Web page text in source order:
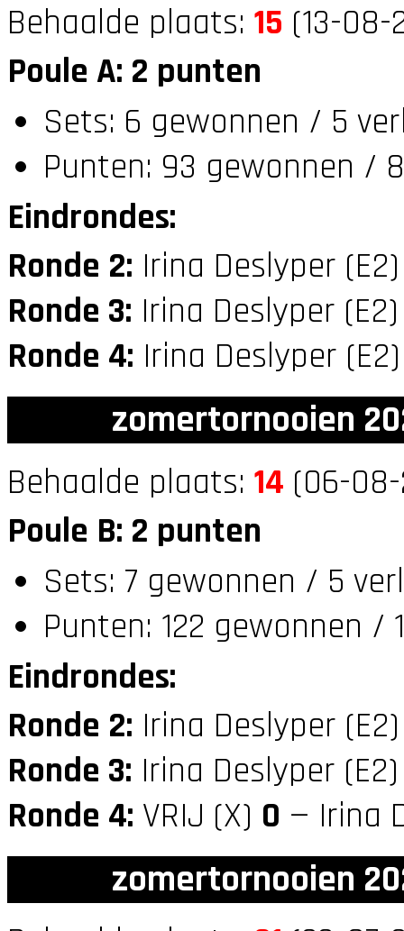
Behaalde plaats: 15 (13-08-
Poule A: 2 punten
Sets: 6 gewonnen / 5
Punten: 93 gewonnen /
Eindrondes:
Ronde 2: Irina Deslyper
Ronde 3: Irina Deslyper
Ronde 4: Irina Deslyper
zomertornooien
Behaalde plaats: 14 (06-
Poule B: 2 punten
Sets: 7 gewonnen / 5
Punten: 122 gewonnen /
Eindrondes:
Ronde 2: Irina Deslyper
Ronde 3: Irina Deslyper
Ronde 4: VRIJ (X) 0 — Irina
zomertornooien